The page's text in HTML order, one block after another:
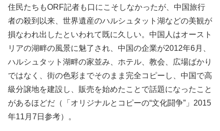
住民たちもORF記者も口にこそしなかったが、中国旅行
者の殺到以来、世界遺産のハルシュタット湖などの美観が
損なわれ出したといわれて既に久しい。中国人はオースト
リアの湖畔の風景に魅了され、中国の企業が2012年6月、
ハルシュタット湖畔の家並み、ホテル、教会、広場ばかり
ではなく、街の色彩までそのまま完全コピーし、中国で高
級分譲地を建設し、販売を始めたことで話題になったこと
があるほどだ（「オリジナルとコピーの“文化闘争”」2015
年11月7日参考）。